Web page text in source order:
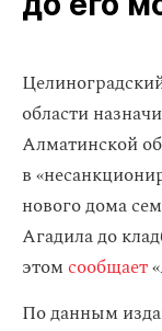
области
Алматинской
в
нового дома
Агадила до
этомсообщает
По данным